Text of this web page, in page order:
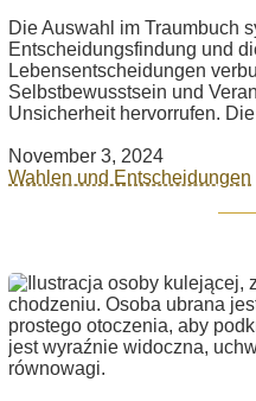
Die Auswahl im Traumbuch
Entscheidungsfindung und
Lebensentscheidungen
Selbstbewusstsein und
Unsicherheit hervorrufen. Die
November 3, 2024
Wahlen und Entscheidungen